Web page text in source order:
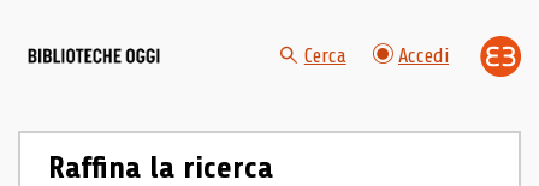
Cerca Accedi
Raffina la ricerca